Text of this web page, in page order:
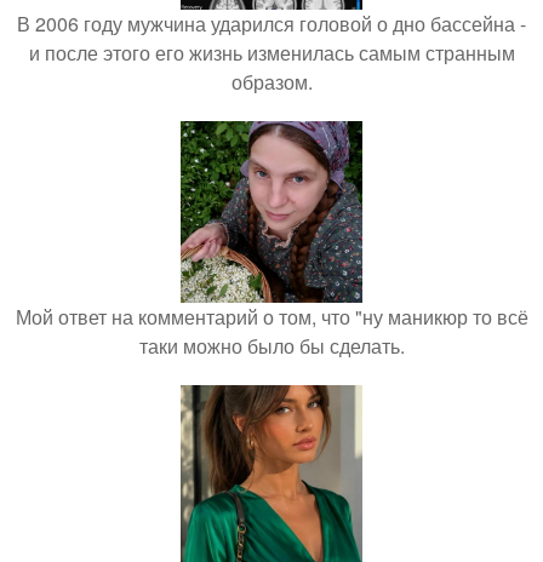
В 2006 году мужчина ударился головой о дно бассейна -
и после этого его жизнь изменилась самым странным
образом.
Мой ответ на комментарий о том, что "ну маникюр то всё
таки можно было бы сделать.